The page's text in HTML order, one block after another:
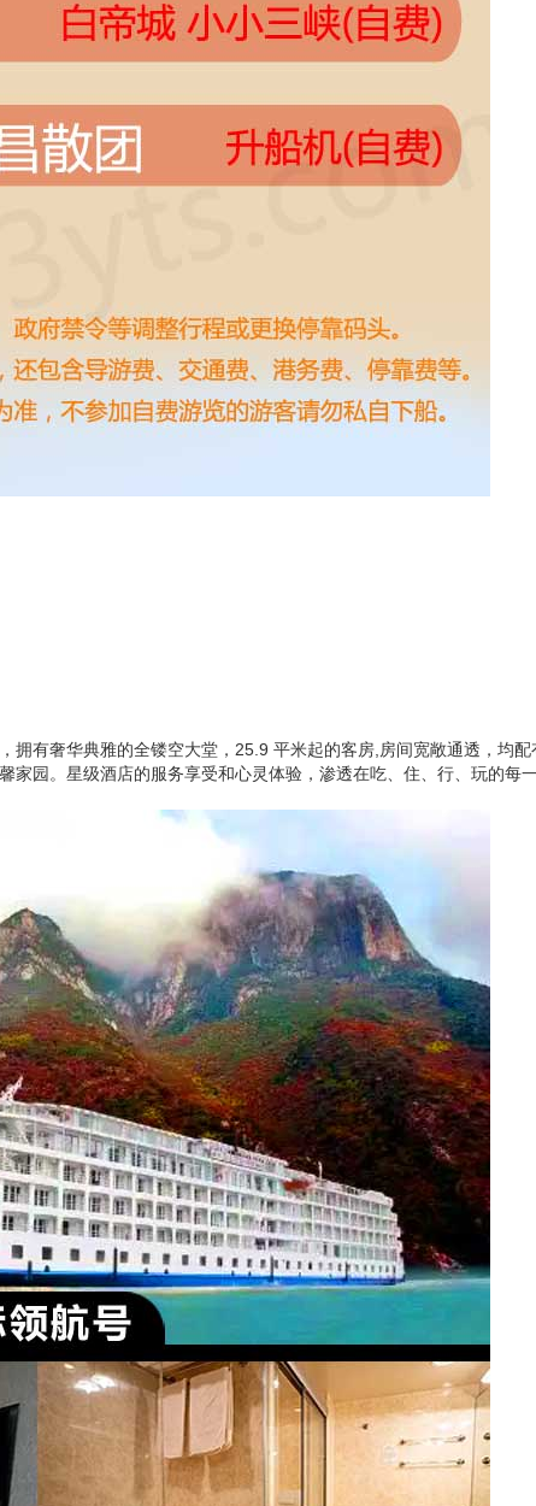
拥有奢华典雅的全镂空大堂，25.9 平米起的客房,房间宽敞通透，均
家园。星级酒店的服务享受和心灵体验，渗透在吃、住、行、玩的每